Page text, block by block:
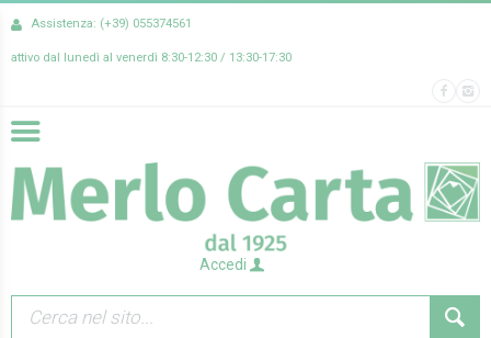
Assistenza: (+39) 055374561
attivo dal lunedì al venerdì 8:30-12:30 / 13:30-17:30
Accedi